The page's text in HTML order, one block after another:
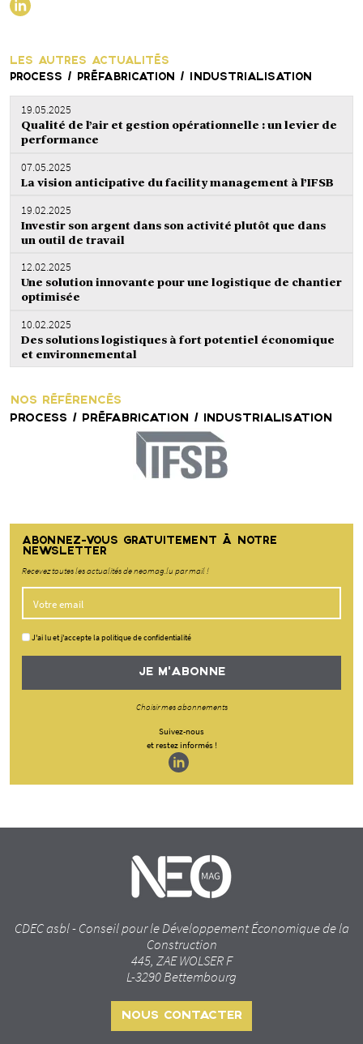
LES AUTRES ACTUALITÉS
PROCESS / PRÉFABRICATION / INDUSTRIALISATION
19.05.2025
Qualité de l’air et gestion opérationnelle : un levier de
performance
07.05.2025
La vision anticipative du facility management à l’IFSB
19.02.2025
Investir son argent dans son activité plutôt que dans
un outil de travail
12.02.2025
Une solution innovante pour une logistique de chantier
optimisée
10.02.2025
Des solutions logistiques à fort potentiel économique
et environnemental
NOS RÉFÉRENCÉS
PROCESS / PRÉFABRICATION / INDUSTRIALISATION
ABONNEZ-VOUS GRATUITEMENT À NOTRE
NEWSLETTER
Recevez toutes les actualités de neomag.lu par mail !
J'ai lu et j'accepte la politique de confidentialité
JE M'ABONNE
Choisir mes abonnements
Suivez-nous
et restez informés !
CDEC asbl - Conseil pour le Développement Économique de la
Construction
445, ZAE WOLSER F
L-3290 Bettembourg
NOUS CONTACTER